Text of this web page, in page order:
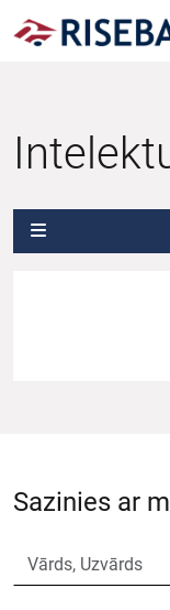
Sazinies ar